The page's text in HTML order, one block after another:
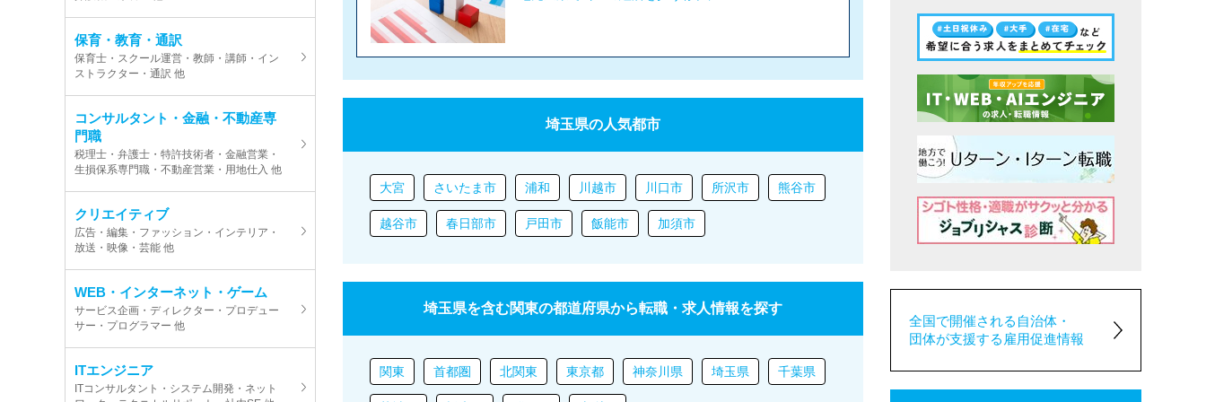
保育・教育・通訳
保育士・スクール運営・教師・講師・イン
ストラクター・通訳 他
コンサルタント・金融・不動産専
門職
税理士・弁護士・特許技術者・金融営業・
生損保系専門職・不動産営業・用地仕入 他
クリエイティブ
広告・編集・ファッション・インテリア・
放送・映像・芸能 他
WEB・インターネット・ゲーム
サービス企画・ディレクター・プロデュー
サー・プログラマー 他
ITエンジニア
ITコンサルタント・システム開発・ネット
埼玉県の人気都市
大宮 さいたま市 浦和 川越市 川口市 所沢市 熊谷市
越谷市 春日部市 戸田市 飯能市 加須市
埼玉県を含む関東の都道府県から転職・求人情報を探す
関東 首都圏 北関東 東京都 神奈川県 埼玉県 千葉県
全国で開催される自治体・
団体が支援する雇用促進情報